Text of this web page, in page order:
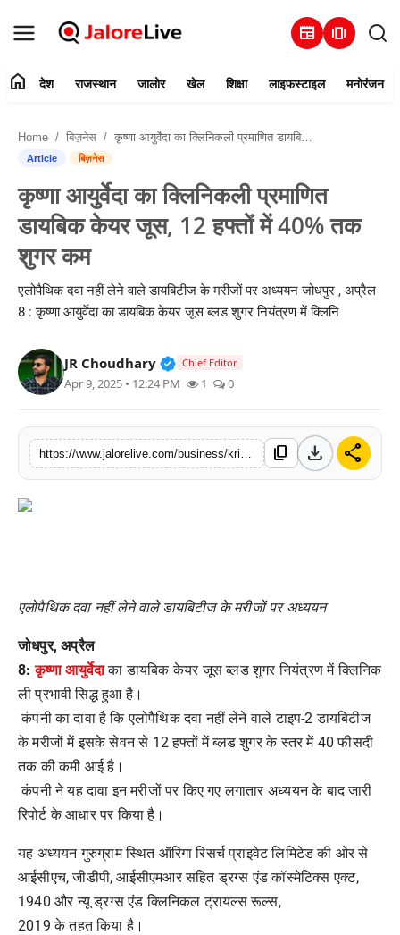
newspaper amp_stories
संपर्क करें
देश
राजस्थान
जालोर
शिक्षा
लाइफस्टाइल
मनोरंजन
तकनीक
बिज़नेस
home देश राजस्थान जालोर खेल शिक्षा लाइफस्टाइल मनोरंजन
Home बिज़नेस कृष्णा आयुर्वेदा का क्लिनिकली प्रमाणित डायबिक केयर जूस, 12 हफ्तों में 40% तक शुगर कम
Article बिज़नेस
कृष्णा आयुर्वेदा का क्लिनिकली प्रमाणित
डायबिक केयर जूस, 12 हफ्तों में 40% तक
शुगर कम
एलोपैथिक दवा नहीं लेने वाले डायबिटीज के मरीजों पर अध्ययन जोधपुर , अप्रैल
8 : कृष्णा आयुर्वेदा का डायबिक केयर जूस ब्लड शुगर नियंत्रण में क्लिनि
JR Choudhary Verified Public Figure • 30 Mar,
Chief Editor
Apr 9, 2025 • 12:24 PM 1 0
content_copy download share
एलोपैथिक दवा नहीं लेने वाले डायबिटीज के मरीजों पर अध्ययन
जोधपुर,अप्रैल
8:कृष्णा आयुर्वेदा का डायबिक केयर जूस ब्लड शुगर नियंत्रण में क्लिनिक
ली प्रभावी सिद्ध हुआ है।
कंपनी का दावा है कि एलोपैथिक दवा नहीं लेने वाले टाइप-2डायबिटीज
के मरीजों में इसके सेवन से 12हफ्तों में ब्लड शुगर के स्तर में40फीसदी
तक की कमी आई है।
कंपनी ने यह दावा इन मरीजों पर किए गए लगातार अध्ययन के बाद जारी
रिपोर्ट के आधार पर किया है।
यह अध्ययन गुरुग्राम स्थित ऑरिगा रिसर्च प्राइवेट लिमिटेड की ओर से
आईसीएच,जीडीपी,आईसीएमआर सहित ड्रग्स एंड कॉस्मेटिक्स एक्ट,
1940 और न्यू ड्रग्स एंड क्लिनिकल ट्रायल्स रूल्स,
2019के तहत किया है।